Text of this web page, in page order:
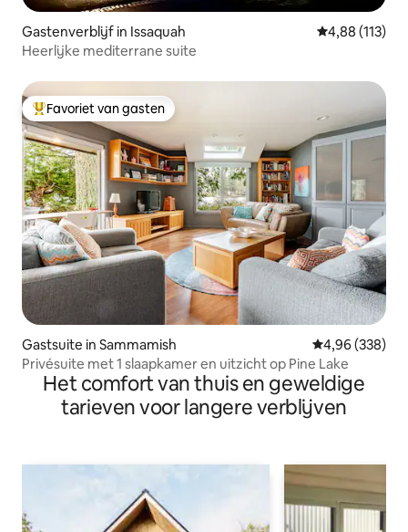
Gastenverblijf in Issaquah Gemiddelde
4,88 (113)
Heerlijke mediterrane suite
Topfavoriet van gasten
Favoriet van gasten
Gastsuite in Sammamish Gemiddelde
4,96 (338)
Privésuite met 1 slaapkamer en uitzicht op Pine Lake
Het comfort van thuis en geweldige
tarieven voor langere verblijven